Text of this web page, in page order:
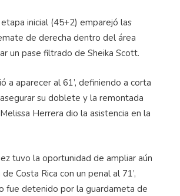
inicial (45+2) emparejó las
de derecha dentro del área
un pase filtrado de Sheika Scott.
a aparecer al 61’, definiendo a corta
su doblete y la remontada
Herrera dio la asistencia en la
tuvo la oportunidad de ampliar aún
Costa Rica con un penal al 71’,
fue detenido por la guardameta de